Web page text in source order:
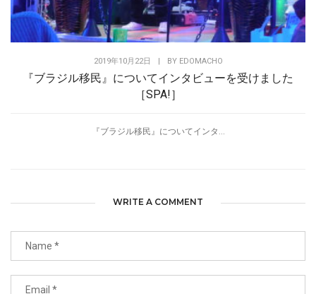
2019年10月22日 BY EDOMACHO
『ブラジル移民』についてインタビューを受けました
［SPA!］
『ブラジル移民』についてインタ...
WRITE A COMMENT